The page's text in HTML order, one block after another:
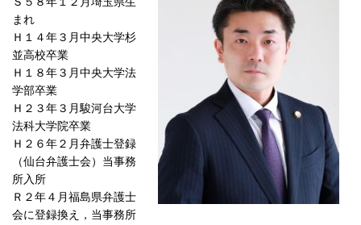
まれ
Ｈ１４年３月中央大学杉
並高校卒業
Ｈ１８年３月中央大学法
学部卒業
Ｈ２３年３月駿河台大学
法科大学院卒業
Ｈ２６年２月弁護士登録
（仙台弁護士会）当事務
所入所
Ｒ２年４月福島県弁護士
会に登録換え，当事務所